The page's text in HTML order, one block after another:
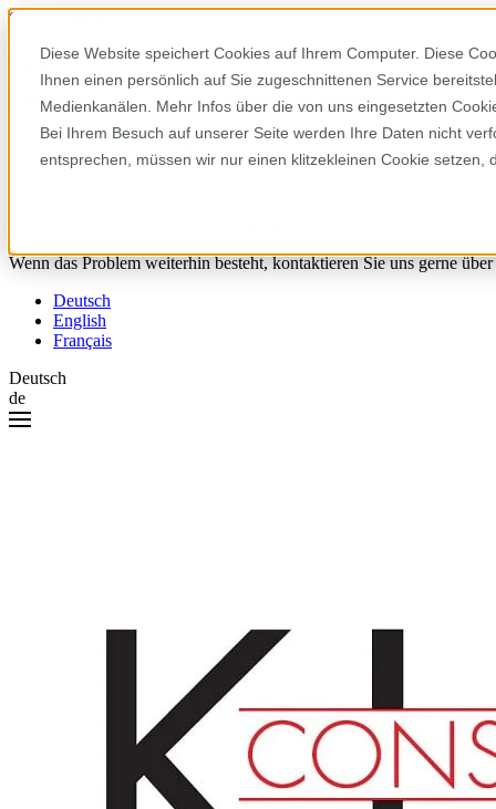
Diese Website speichert Cookies auf Ihrem Computer. Diese
Ihnen einen persönlich auf Sie zugeschnittenen Service
Medienkanälen. Mehr Infos über die von uns eingesetzten
Bei Ihrem Besuch auf unserer Seite werden Ihre Daten nicht
entsprechen, müssen wir nur einen klitzekleinen Cookie setzen,
Skip to content
Hoppla! Da ist etwas schiefgelaufen.
Wenn das Problem weiterhin besteht, kontaktieren Sie uns gerne
Deutsch
English
Français
Deutsch
de